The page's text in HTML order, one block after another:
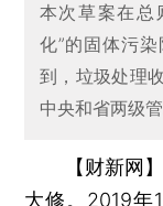
本次草案在总
化”的固体污
到，垃圾处理
中央和省两级
【财新网
大修。2019年